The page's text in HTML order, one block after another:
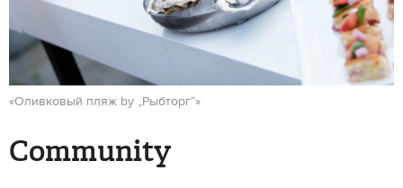
«Оливковый пляж by „Рыбторг“»
Community